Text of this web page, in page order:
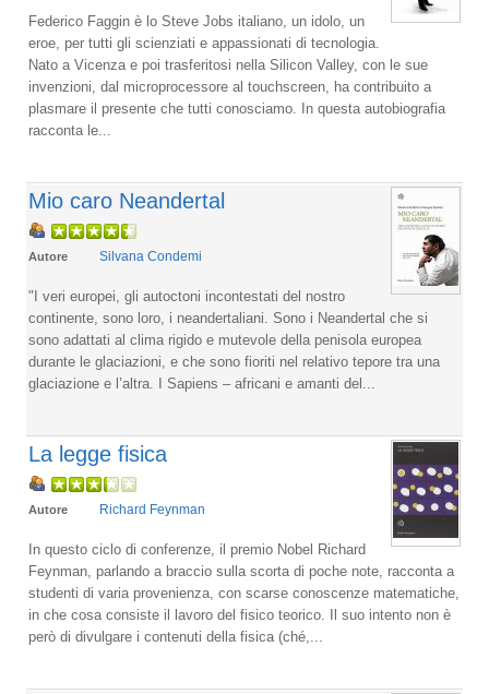
Federico Faggin è lo Steve Jobs italiano, un idolo, un
eroe, per tutti gli scienziati e appassionati di tecnologia.
Nato a Vicenza e poi trasferitosi nella Silicon Valley, con le sue
invenzioni, dal microprocessore al touchscreen, ha contribuito a
plasmare il presente che tutti conosciamo. In questa autobiografia
racconta le...
Mio caro Neandertal
Autore Silvana Condemi
"I veri europei, gli autoctoni incontestati del nostro
continente, sono loro, i neandertaliani. Sono i Neandertal che si
sono adattati al clima rigido e mutevole della penisola europea
durante le glaciazioni, e che sono fioriti nel relativo tepore tra una
glaciazione e l’altra. I Sapiens – africani e amanti del...
La legge fisica
Autore Richard Feynman
In questo ciclo di conferenze, il premio Nobel Richard
Feynman, parlando a braccio sulla scorta di poche note, racconta a
studenti di varia provenienza, con scarse conoscenze matematiche,
in che cosa consiste il lavoro del fisico teorico. Il suo intento non è
però di divulgare i contenuti della fisica (ché,...